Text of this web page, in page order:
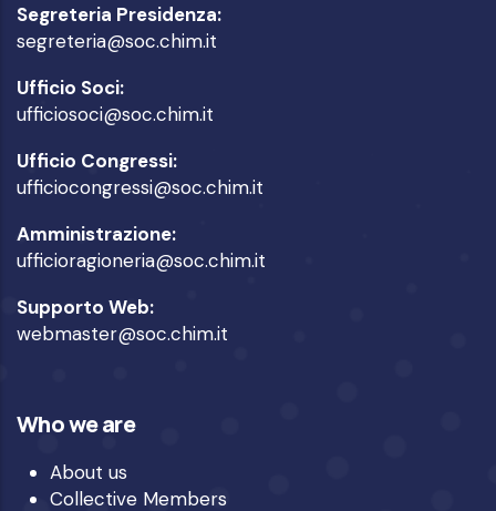
Segreteria Presidenza:
segreteria@soc.chim.it
Ufficio Soci:
ufficiosoci@soc.chim.it
Ufficio Congressi:
ufficiocongressi@soc.chim.it
Amministrazione:
ufficioragioneria@soc.chim.it
Supporto Web:
webmaster@soc.chim.it
Who we are
About us
Collective Members